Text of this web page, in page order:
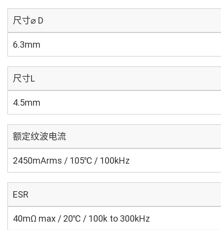
尺寸⌀ D
6.3mm
尺寸L
4.5mm
额定纹波电流
2450mArms / 105℃ / 100kHz
ESR
40mΩ max / 20℃ / 100k to 300kHz